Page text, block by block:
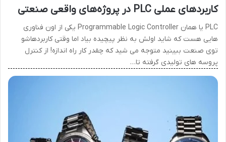
کاربردهای عملی PLC در پروژه‌های واقعی صنعتی
PLC یا همان Programmable Logic Controller یکی از اون فناوری
هایی هست که شاید اولش به نظر پیچیده بیاد اما وقتی کاربردهاشو
توی صنعت ببینید متوجه می شید که چقدر کار راه اندازه! از کنترل
پروسه های تولیدی گرفته تا…